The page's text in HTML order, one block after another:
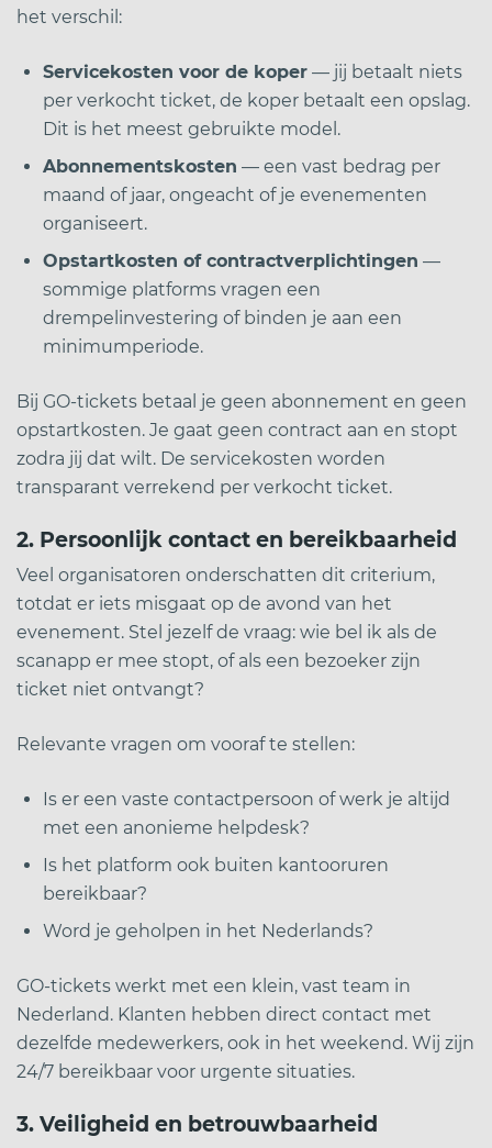
het verschil:
Servicekosten voor de koper — jij betaalt niets
per verkocht ticket, de koper betaalt een opslag.
Dit is het meest gebruikte model.
Abonnementskosten — een vast bedrag per
maand of jaar, ongeacht of je evenementen
organiseert.
Opstartkosten of contractverplichtingen —
sommige platforms vragen een
drempelinvestering of binden je aan een
minimumperiode.
Bij GO-tickets betaal je geen abonnement en geen
opstartkosten. Je gaat geen contract aan en stopt
zodra jij dat wilt. De servicekosten worden
transparant verrekend per verkocht ticket.
2. Persoonlijk contact en bereikbaarheid
Veel organisatoren onderschatten dit criterium,
totdat er iets misgaat op de avond van het
evenement. Stel jezelf de vraag: wie bel ik als de
scanapp er mee stopt, of als een bezoeker zijn
ticket niet ontvangt?
Relevante vragen om vooraf te stellen:
Is er een vaste contactpersoon of werk je altijd
met een anonieme helpdesk?
Is het platform ook buiten kantooruren
bereikbaar?
Word je geholpen in het Nederlands?
GO-tickets werkt met een klein, vast team in
Nederland. Klanten hebben direct contact met
dezelfde medewerkers, ook in het weekend. Wij zijn
24/7 bereikbaar voor urgente situaties.
3. Veiligheid en betrouwbaarheid